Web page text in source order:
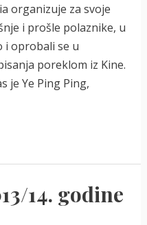
organizuje za svoje
i prošle polaznike, u
i oprobali se u
poreklom iz Kine.
je Ye Ping Ping,
14. godine